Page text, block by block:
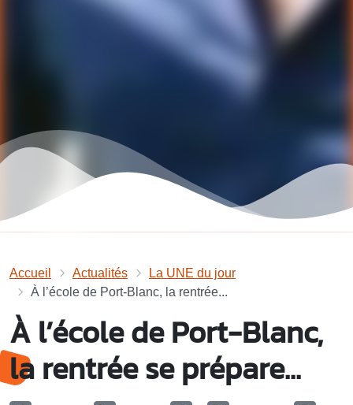
Accueil Actualités
La UNE du jour
À l’école de Port-Blanc, la rentrée...
À l’école de Port-Blanc,
la rentrée se prépare...